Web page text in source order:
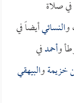
في صلاة
والنسائيأيضاً في
وأحمدفي
خزيمةوالبيهقي